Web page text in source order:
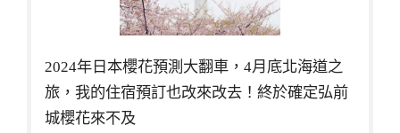
2024年日本櫻花預測大翻車，4月底北海道之
旅，我的住宿預訂也改來改去！終於確定弘前
城櫻花來不及